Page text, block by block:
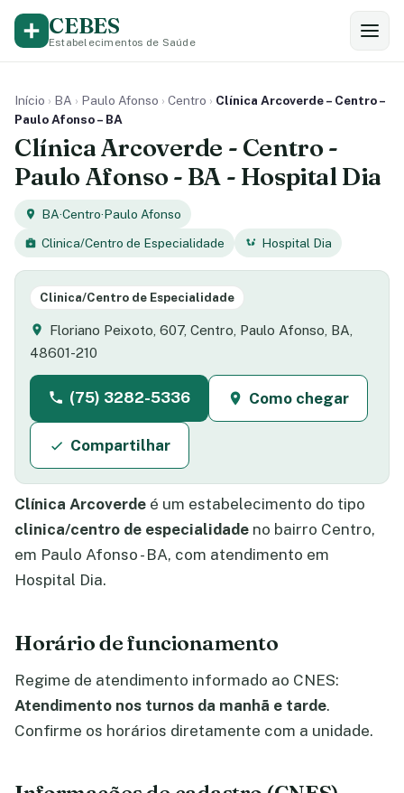
CEBES
Estabelecimentos de Saúde
Início › BA › Paulo Afonso › Centro › Clínica Arcoverde – Centro –
Paulo Afonso – BA
Clínica Arcoverde - Centro -
Paulo Afonso - BA - Hospital Dia
BA·Centro·Paulo Afonso
Clinica/Centro de Especialidade
Hospital Dia
Clinica/Centro de Especialidade
Floriano Peixoto, 607, Centro, Paulo Afonso, BA,
48601-210
(75) 3282-5336 Como chegar
Compartilhar
Clínica Arcoverde é um estabelecimento do tipo
clinica/centro de especialidade no bairro Centro,
em Paulo Afonso - BA, com atendimento em
Hospital Dia.
Horário de funcionamento
Regime de atendimento informado ao CNES:
Atendimento nos turnos da manhã e tarde.
Confirme os horários diretamente com a unidade.